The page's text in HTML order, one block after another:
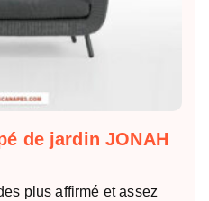
de jardin JONAH
plus affirmé et assez